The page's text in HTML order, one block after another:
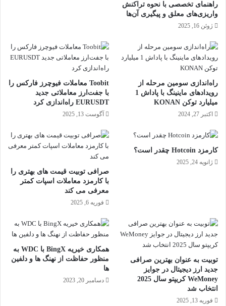
راهنمای تخصصی با نحوه تراکنش
واریزی‌های معلق و پیگیری آن‌ها
ژوئن 16, 2025
راه‌اندازی سومین مرحله از
رویدادهای ماینینگ با پاداش 1
میلیارد توکن KONAN
اکتبر 27, 2024
Toobit معاملات فیوچرز فارکس را
با جفت‌ارز معاملاتی جدید
EURUSDT راه‌اندازی کرد
آگوست 13, 2025
کارمزد Hotcoin چقدر است؟
ژانویه 24, 2025
صرافی توبیت قیمت های بهتری را
با کارمزد معاملات اسپات کمتر
معرفی می کند
فوریه 6, 2025
توبیت به عنوان بهترین صرافی
جدید ارز دیجیتال در جوایز
WeMoney کریپتو سال 2025
انتخاب شد
فوریه 13, 2025
همکاری خیریه BingX با WDC به
منظور حفاظت از نهنگ ها و دلفین
ها
دسامبر 20, 2023